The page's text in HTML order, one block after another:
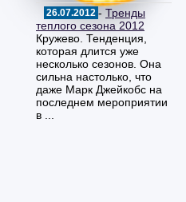
26.07.2012 - Тренды
теплого сезона 2012
Кружево. Тенденция,
которая длится уже
несколько сезонов. Она
сильна настолько, что
даже Марк Джейкобс на
последнем мероприятии
в ...